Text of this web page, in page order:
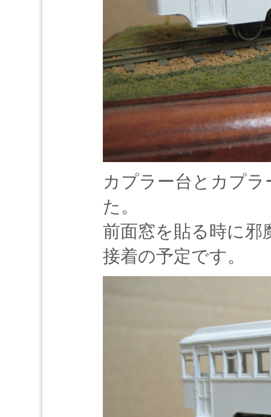
カプラー台とカプ
た。
前面窓を貼る時に
接着の予定です。